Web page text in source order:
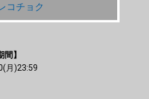
コチョク
】
月)23:59